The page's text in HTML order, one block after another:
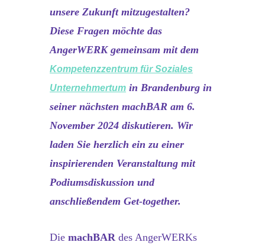
unsere Zukunft mitzugestalten?
Diese Fragen möchte das
AngerWERK gemeinsam mit dem
Kompetenzzentrum für Soziales
Unternehmertum in Brandenburg in
seiner nächsten machBAR am 6.
November 2024 diskutieren. Wir
laden Sie herzlich ein zu einer
inspirierenden Veranstaltung mit
Podiumsdiskussion und
anschließendem Get-together.
Die machBAR des AngerWERKs